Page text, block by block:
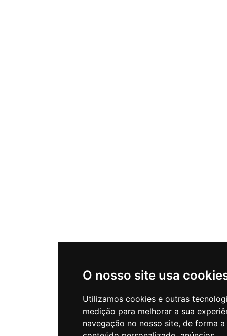
O nosso site usa
Utilizamos cookies e outras
medição para melhorar a sua
navegação no nosso site, de forma